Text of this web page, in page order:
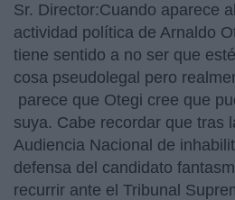
Sr. Director:Cuando aparece
actividad política de Arnaldo
tiene sentido a no ser que
cosa pseudolegal pero
parece que Otegi cree que
suya. Cabe recordar que tras
Audiencia Nacional de
defensa del candidato
recurrir ante el Tribunal